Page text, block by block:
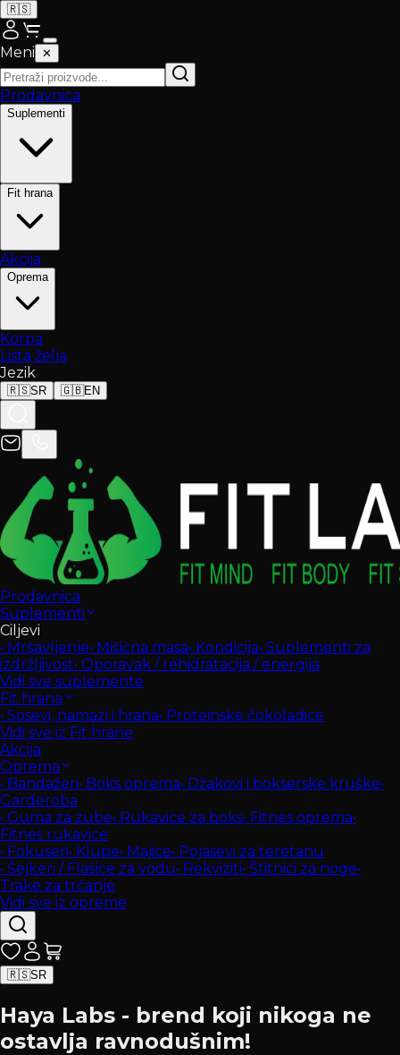
🇷🇸
Meni ✕
Prodavnica
Suplementi
Fit hrana
Akcija
Oprema
Korpa
Lista želja
Jezik
🇷🇸SR 🇬🇧EN
Prodavnica
Suplementi
Ciljevi
• Mršavljenje• Mišićna masa• Kondicija• Suplementi za
izdržljivost• Oporavak / rehidratacija / energija
Vidi sve suplemente
Fit hrana
• Sosevi, namazi i hrana• Proteinske čokoladice
Vidi sve iz Fit hrane
Akcija
Oprema
• Bandažeri• Boks oprema• Džakovi i bokserske kruške•
Garderoba
• Guma za zube• Rukavice za boks• Fitnes oprema•
Fitnes rukavice
• Fokuseri• Klupe• Majice• Pojasevi za teretanu
• Šejkeri / Flašice za vodu• Rekviziti• Štitnici za noge•
Trake za trčanje
Vidi sve iz opreme
🇷🇸SR
Haya Labs - brend koji nikoga ne
ostavlja ravnodušnim!